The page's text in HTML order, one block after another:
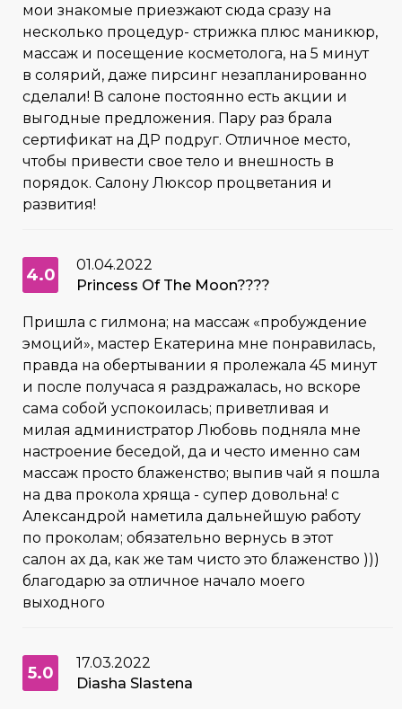
мои знакомые приезжают сюда сразу на
несколько процедур- стрижка плюс маникюр,
массаж и посещение косметолога, на 5 минут
в солярий, даже пирсинг незапланированно
сделали! В салоне постоянно есть акции и
выгодные предложения. Пару раз брала
сертификат на ДР подруг. Отличное место,
чтобы привести свое тело и внешность в
порядок. Салону Люксор процветания и
развития!
4.0
01.04.2022
Princess Of The Moon????
Пришла с гилмона; на массаж «пробуждение
эмоций», мастер Екатерина мне понравилась,
правда на обертывании я пролежала 45 минут
и после получаса я раздражалась, но вскоре
сама собой успокоилась; приветливая и
милая администратор Любовь подняла мне
настроение беседой, да и често именно сам
массаж просто блаженство; выпив чай я пошла
на два прокола хряща - супер довольна! с
Александрой наметила дальнейшую работу
по проколам; обязательно вернусь в этот
салон ах да, как же там чисто это блаженство )))
благодарю за отличное начало моего
выходного
5.0
17.03.2022
Diasha Slastena